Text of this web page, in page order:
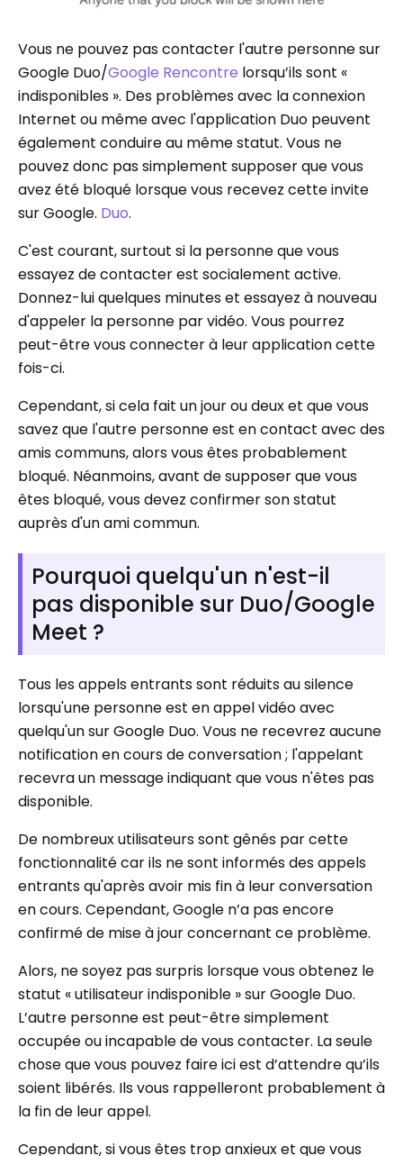
Vous ne pouvez pas contacter l'autre personne sur
Google Duo/Google Rencontre lorsqu’ils sont «
indisponibles ». Des problèmes avec la connexion
Internet ou même avec l'application Duo peuvent
également conduire au même statut. Vous ne
pouvez donc pas simplement supposer que vous
avez été bloqué lorsque vous recevez cette invite
sur Google. Duo.
C'est courant, surtout si la personne que vous
essayez de contacter est socialement active.
Donnez-lui quelques minutes et essayez à nouveau
d'appeler la personne par vidéo. Vous pourrez
peut-être vous connecter à leur application cette
fois-ci.
Cependant, si cela fait un jour ou deux et que vous
savez que l'autre personne est en contact avec des
amis communs, alors vous êtes probablement
bloqué. Néanmoins, avant de supposer que vous
êtes bloqué, vous devez confirmer son statut
auprès d'un ami commun.
Pourquoi quelqu'un n'est-il
pas disponible sur Duo/Google
Meet ?
Tous les appels entrants sont réduits au silence
lorsqu'une personne est en appel vidéo avec
quelqu'un sur Google Duo. Vous ne recevrez aucune
notification en cours de conversation ; l'appelant
recevra un message indiquant que vous n'êtes pas
disponible.
De nombreux utilisateurs sont gênés par cette
fonctionnalité car ils ne sont informés des appels
entrants qu'après avoir mis fin à leur conversation
en cours. Cependant, Google n’a pas encore
confirmé de mise à jour concernant ce problème.
Alors, ne soyez pas surpris lorsque vous obtenez le
statut « utilisateur indisponible » sur Google Duo.
L’autre personne est peut-être simplement
occupée ou incapable de vous contacter. La seule
chose que vous pouvez faire ici est d’attendre qu’ils
soient libérés. Ils vous rappelleront probablement à
la fin de leur appel.
Cependant, si vous êtes trop anxieux et que vous